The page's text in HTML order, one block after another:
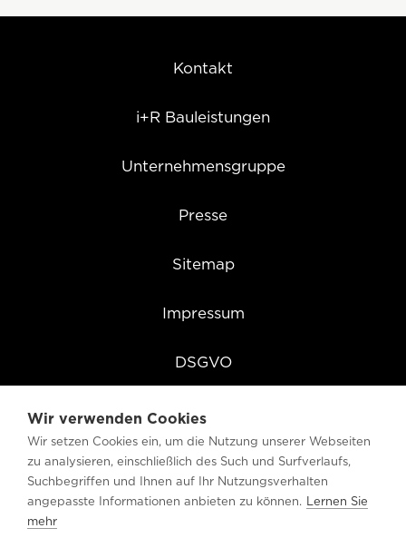
Kontakt
i+R Bauleistungen
Unternehmensgruppe
Presse
Sitemap
Impressum
DSGVO
Cookie Einstellungen
Wir verwenden Cookies
Wir setzen Cookies ein, um die Nutzung unserer Webseiten
zu analysieren, einschließlich des Such und Surfverlaufs,
Suchbegriffen und Ihnen auf Ihr Nutzungsverhalten
angepasste Informationen anbieten zu können. Lernen Sie
mehr